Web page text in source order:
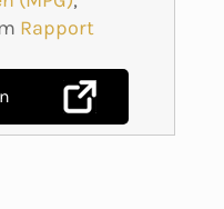
Rapport